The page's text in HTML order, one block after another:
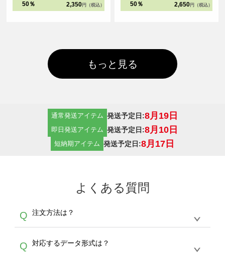
50％ 2,350 円（税込）
イルや着こなし、日々の気分に寄り
50％ 2,650 円（税込）
もっと見る
通常発送アイテム 発送予定日:8月19日
即日発送アイテム 発送予定日:8月10日
短納期アイテム 発送予定日:8月17日
よくある質問
Q 注文方法は？
A
生産にて承っております。デザインツールから
Q 対応するデータ形式は？